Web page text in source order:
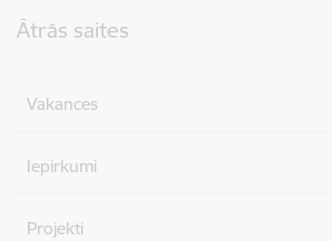
Ātrās saites
Vakances
Iepirkumi
Projekti